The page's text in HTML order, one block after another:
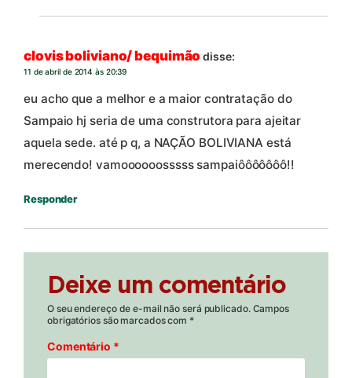
clovis boliviano/ bequimão disse:
11 de abril de 2014 às 20:39
eu acho que a melhor e a maior contratação do
Sampaio hj seria de uma construtora para ajeitar
aquela sede. até p q, a NAÇÃO BOLIVIANA está
merecendo! vamoooooosssss sampaiôôôôôôô!!
Responder
Deixe um comentário
O seu endereço de e-mail não será publicado. Campos
obrigatórios são marcados com *
Comentário *